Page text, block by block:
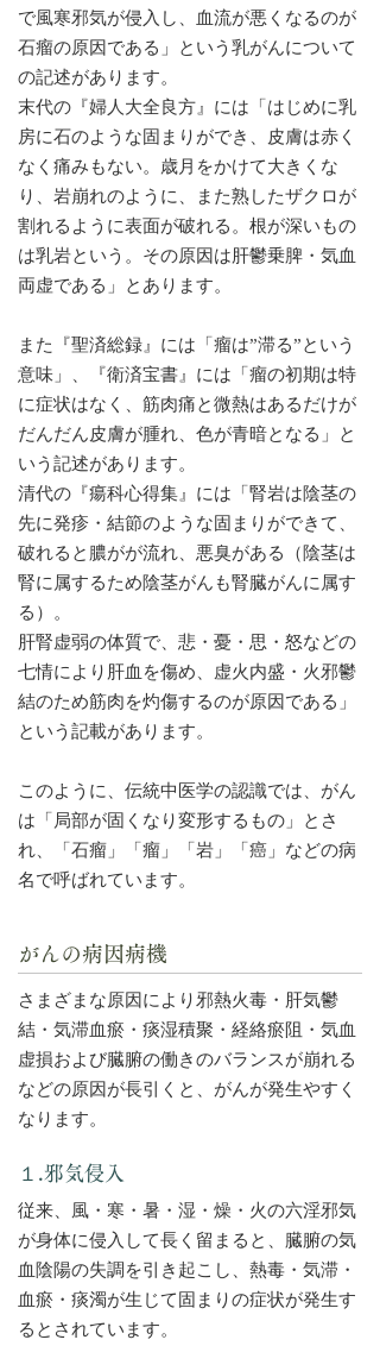
で風寒邪気が侵入し、血流が悪くなるのが
石瘤の原因である」という乳がんについて
の記述があります。
末代の『婦人大全良方』には「はじめに乳
房に石のような固まりができ、皮膚は赤く
なく痛みもない。歳月をかけて大きくな
り、岩崩れのように、また熟したザクロが
割れるように表面が破れる。根が深いもの
は乳岩という。その原因は肝鬱乗脾・気血
両虚である」とあります。
また『聖済総録』には「瘤は”滞る”という
意味」、『衛済宝書』には「瘤の初期は特
に症状はなく、筋肉痛と微熱はあるだけが
だんだん皮膚が腫れ、色が青暗となる」と
いう記述があります。
清代の『瘍科心得集』には「腎岩は陰茎の
先に発疹・結節のような固まりができて、
破れると膿がが流れ、悪臭がある（陰茎は
腎に属するため陰茎がんも腎臓がんに属す
る）。
肝腎虚弱の体質で、悲・憂・思・怒などの
七情により肝血を傷め、虚火内盛・火邪鬱
結のため筋肉を灼傷するのが原因である」
という記載があります。
このように、伝統中医学の認識では、がん
は「局部が固くなり変形するもの」とさ
れ、「石瘤」「瘤」「岩」「癌」などの病
名で呼ばれています。
がんの病因病機
さまざまな原因により邪熱火毒・肝気鬱
結・気滞血瘀・痰湿積聚・経絡瘀阻・気血
虚損および臓腑の働きのバランスが崩れる
などの原因が長引くと、がんが発生やすく
なります。
１.邪気侵入
従来、風・寒・暑・湿・燥・火の六淫邪気
が身体に侵入して長く留まると、臓腑の気
血陰陽の失調を引き起こし、熱毒・気滞・
血瘀・痰濁が生じて固まりの症状が発生す
るとされています。